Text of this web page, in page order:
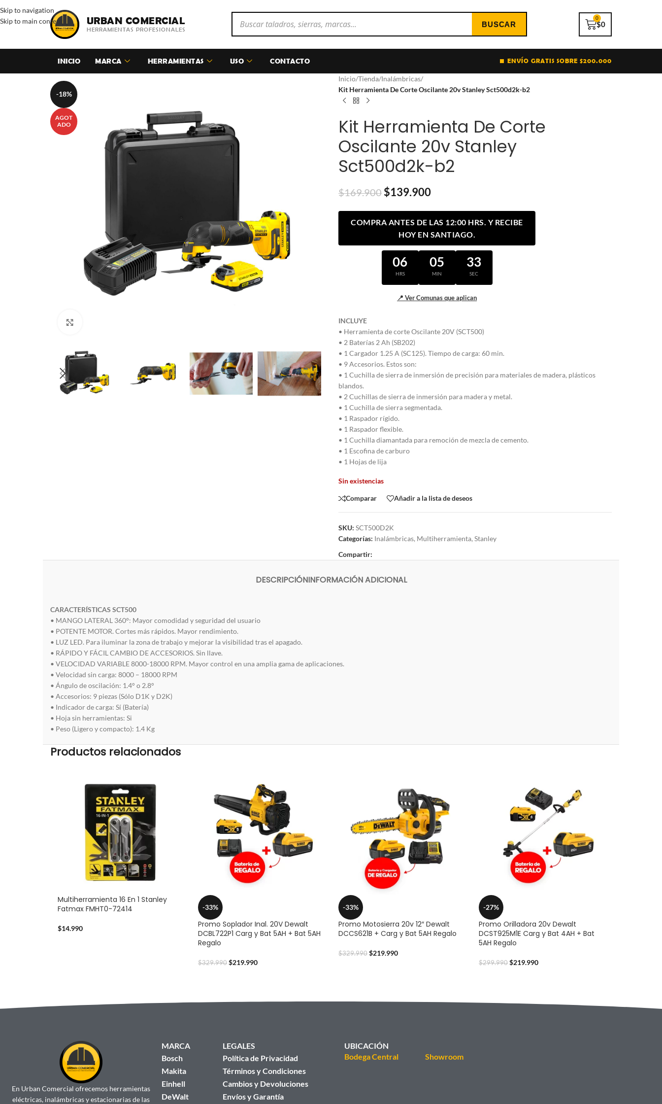
Skip to navigation
Skip to main content
URBAN COMERCIAL
HERRAMIENTAS PROFESIONALES
$0
0
INICIO MARCA HERRAMIENTAS USO CONTACTO ENVÍO GRATIS SOBRE $200.000
-18%
AGOT
ADO
Inicio/Tienda/Inalámbricas/
Kit Herramienta De Corte Oscilante 20v Stanley Sct500d2k-b2
Kit Herramienta De Corte
Oscilante 20v Stanley
Sct500d2k-b2
$169.900 $139.900
COMPRA ANTES DE LAS 12:00 HRS. Y RECIBE
HOY EN SANTIAGO.
06
HRS
05
MIN
32
SEC
📍 Ver Comunas que aplican
INCLUYE
• Herramienta de corte Oscilante 20V (SCT500)
• 2 Baterías 2 Ah (SB202)
• 1 Cargador 1.25 A (SC125). Tiempo de carga: 60 min.
• 9 Accesorios. Estos son:
• 1 Cuchilla de sierra de inmersión de precisión para materiales de madera, plásticos
blandos.
• 2 Cuchillas de sierra de inmersión para madera y metal.
• 1 Cuchilla de sierra segmentada.
• 1 Raspador rígido.
• 1 Raspador flexible.
• 1 Cuchilla diamantada para remoción de mezcla de cemento.
• 1 Escofina de carburo
• 1 Hojas de lija
Sin existencias
Comparar Añadir a la lista de deseos
SKU: SCT500D2K
Categorías: Inalámbricas, Multiherramienta, Stanley
Compartir:
DESCRIPCIÓNINFORMACIÓN ADICIONAL
CARACTERÍSTICAS SCT500
• MANGO LATERAL 360°: Mayor comodidad y seguridad del usuario
• POTENTE MOTOR. Cortes más rápidos. Mayor rendimiento.
• LUZ LED. Para iluminar la zona de trabajo y mejorar la visibilidad tras el apagado.
• RÁPIDO Y FÁCIL CAMBIO DE ACCESORIOS. Sin llave.
• VELOCIDAD VARIABLE 8000-18000 RPM. Mayor control en una amplia gama de aplicaciones.
• Velocidad sin carga: 8000 – 18000 RPM
• Ángulo de oscilación: 1.4° o 2.8°
• Accesorios: 9 piezas (Sólo D1K y D2K)
• Indicador de carga: Sí (Batería)
• Hoja sin herramientas: Si
• Peso (Ligero y compacto): 1.4 Kg
Productos relacionados
Multiherramienta 16 En 1 Stanley
Fatmax FMHT0-72414
$14.990
-33%
Promo Soplador Inal. 20V Dewalt
DCBL722P1 Carg y Bat 5AH + Bat 5AH
Regalo
$329.990 $219.990
-33%
Promo Motosierra 20v 12″ Dewalt
DCCS621B + Carg y Bat 5AH Regalo
$329.990 $219.990
-27%
Promo Orilladora 20v Dewalt
DCST925M1E Carg y Bat 4AH + Bat
5AH Regalo
$299.990 $219.990
En Urban Comercial ofrecemos herramientas
eléctricas, inalámbricas y estacionarias de las
MARCA
Bosch
Makita
Einhell
DeWalt
LEGALES
Política de Privacidad
Términos y Condiciones
Cambios y Devoluciones
Envíos y Garantía
UBICACIÓN
Bodega Central
Showroom